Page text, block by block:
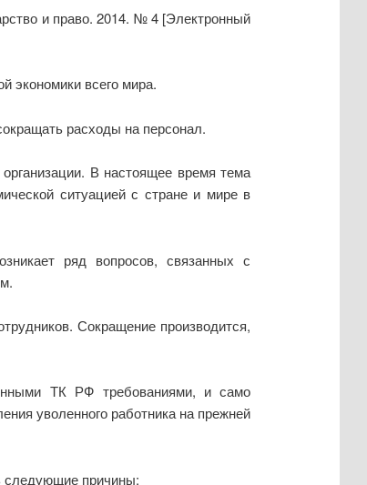
и право. 2014. № 4 [Электронный
экономики всего мира.
расходы на персонал.
В настоящее время тема
ситуацией с стране и мире в
ряд вопросов, связанных с
Сокращение производится,
ТК РФ требованиями, и само
уволенного работника на прежней
следующие причины: